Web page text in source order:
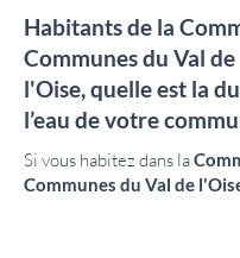
Habitants de la
Communes du Val de
l'Oise,quelle est la
l’eau de votre
Si vous habitez dans la
Communes du Val de